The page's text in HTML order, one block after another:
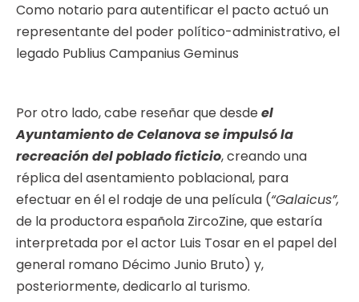
Como notario para autentificar el pacto actuó un
representante del poder político-administrativo, el
legado Publius Campanius Geminus
Por otro lado, cabe reseñar que desdeel
Ayuntamiento de Celanova se impulsó la
recreación del poblado ficticio, creando una
réplica del asentamiento poblacional, para
efectuar en él el rodaje de una película (“Galaicus”,
de la productora española ZircoZine, que estaría
interpretada por el actor Luis Tosar en el papel del
general romano Décimo Junio Bruto) y,
posteriormente, dedicarlo al turismo.